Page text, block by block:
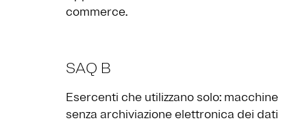
commerce.
SAQ B
Esercenti che utilizzano solo: macchine
senza archiviazione elettronica dei dati